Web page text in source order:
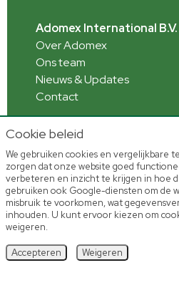
Adomex International B.V.
Over Adomex
Ons team
Nieuws & Updates
Contact
Informatie
Webshop toelichting
Veelgestelde vragen
Home Voorraad
Cookie beleid
We gebruiken cookies en vergelijkbare
zorgen dat onze website goed
verbeteren en inzicht te krijgen in hoe
gebruiken ook Google-diensten om de
misbruik te voorkomen, wat
inhouden. U kunt ervoor kiezen om
weigeren.
Accepteren Weigeren